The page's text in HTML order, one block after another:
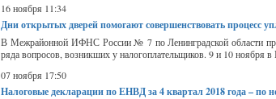
16 ноября 11:34
Дни открытых дверей помогают совершенствовать процесс
В Межрайонной ИФНС России № 7 по Ленинградской области
ряда вопросов, возникших у налогоплательщиков. 9 и 10
07 ноября 17:50
Налоговые декларации по ЕНВД за 4 квартал 2018 года –